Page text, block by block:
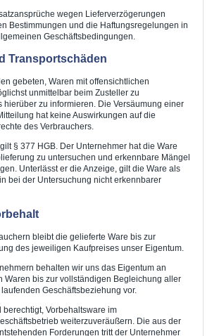
wegen Lieferverzögerungen
Bestimmungen und die Haftungsregelungen in
Geschäftsbedingungen.
Transportschäden
gebeten, Waren mit offensichtlichen
unmittelbar beim Zusteller zu
hierüber zu informieren. Die Versäumung einer
hat keine Auswirkungen auf die
des Verbrauchers.
§ 377 HGB. Der Unternehmer hat die Ware
zu untersuchen und erkennbare Mängel
Unterlässt er die Anzeige, gilt die Ware als
bei der Untersuchung nicht erkennbarer
bleibt die gelieferte Ware bis zur
des jeweiligen Kaufpreises unser Eigentum.
behalten wir uns das Eigentum an
Waren bis zur vollständigen Begleichung aller
Geschäftsbeziehung vor.
Vorbehaltsware im
weiterzuveräußern. Die aus der
Forderungen tritt der Unternehmer